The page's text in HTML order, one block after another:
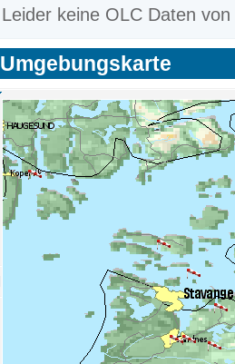
Leider keine OLC Daten
Umgebungskarte